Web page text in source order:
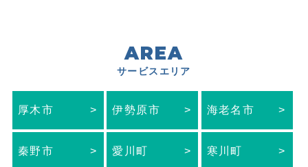
AREA
サービスエリア
厚木市 伊勢原市 海老名市
秦野市 愛川町 寒川町